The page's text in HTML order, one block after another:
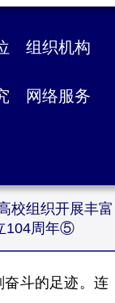
组织机构
网络服务
校组织开展丰富
104周年⑤
斗的足迹。连